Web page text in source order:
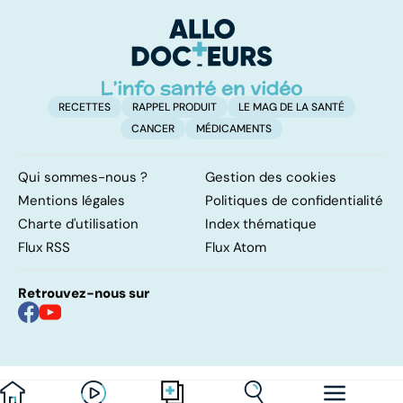
adaptée
RECETTES RAPPEL PRODUIT
LE MAG DE LA SANTÉ
CANCER
MÉDICAMENTS
Qui sommes-nous ?
Gestion des cookies
Mentions légales
Politiques de confidentialité
Charte d'utilisation
Index thématique
Flux RSS
Flux Atom
Retrouvez-nous sur